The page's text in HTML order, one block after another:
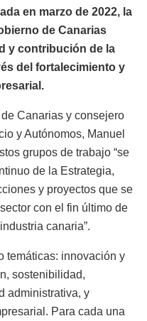
en marzo de 2022, la
de Canarias
y contribución de la
del fortalecimiento y
Canarias y consejero
y Autónomos, Manuel
grupos de trabajo “se
de la Estrategia,
y proyectos que se
con el fin último de
canaria”.
temáticas: innovación y
sostenibilidad,
administrativa, y
Para cada una